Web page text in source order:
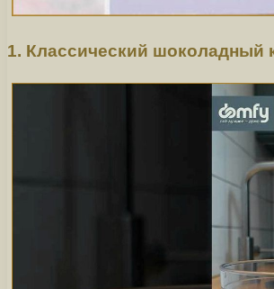
1. Классический шоколадный